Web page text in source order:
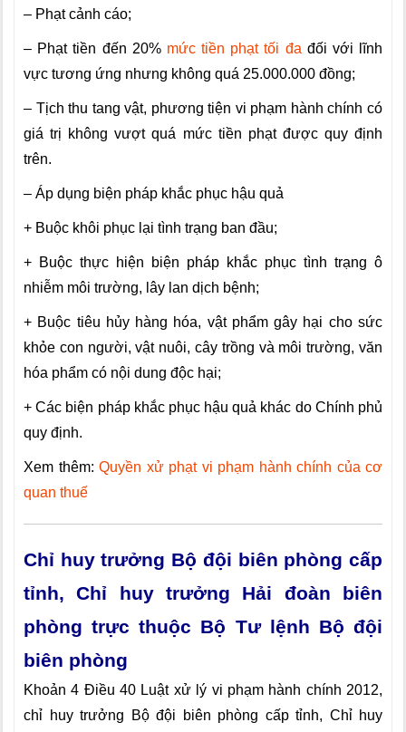
– Phạt cảnh cáo;
– Phạt tiền đến 20% mức tiền phạt tối đa đối với lĩnh
vực tương ứng nhưng không quá 25.000.000 đồng;
– Tịch thu tang vật, phương tiện vi phạm hành chính có
giá trị không vượt quá mức tiền phạt được quy định
trên.
– Áp dụng biện pháp khắc phục hậu quả
+ Buộc khôi phục lại tình trạng ban đầu;
+ Buộc thực hiện biện pháp khắc phục tình trạng ô
nhiễm môi trường, lây lan dịch bệnh;
+ Buộc tiêu hủy hàng hóa, vật phẩm gây hại cho sức
khỏe con người, vật nuôi, cây trồng và môi trường, văn
hóa phẩm có nội dung độc hại;
+ Các biện pháp khắc phục hậu quả khác do Chính phủ
quy định.
Xem thêm: Quyền xử phạt vi phạm hành chính của cơ
quan thuế
Chỉ huy trưởng Bộ đội biên phòng cấp
tỉnh, Chỉ huy trưởng Hải đoàn biên
phòng trực thuộc Bộ Tư lệnh Bộ đội
biên phòng
Khoản 4 Điều 40 Luật xử lý vi phạm hành chính 2012,
chỉ huy trưởng Bộ đội biên phòng cấp tỉnh, Chỉ huy